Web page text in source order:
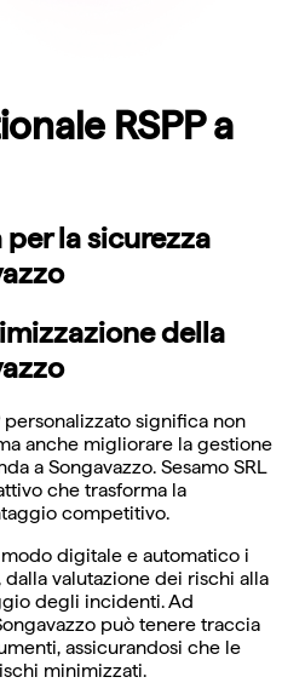
RSPP a
la sicurezza
della
personalizzato significa non
anche migliorare la gestione
a Songavazzo. Sesamo SRL
che trasforma la
competitivo.
digitale e automatico i
valutazione dei rischi alla
degli incidenti. Ad
può tenere traccia
assicurandosi che le
minimizzati.